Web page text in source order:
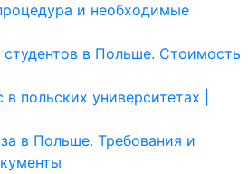
и необходимые
в Польше. Стоимость
польских университетах |
в Польше. Требования и